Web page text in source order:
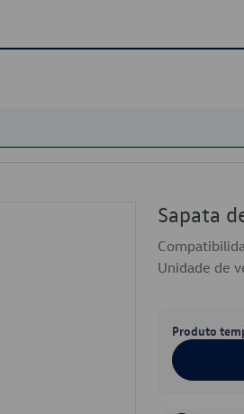
Sapata
Unidade de
Produto